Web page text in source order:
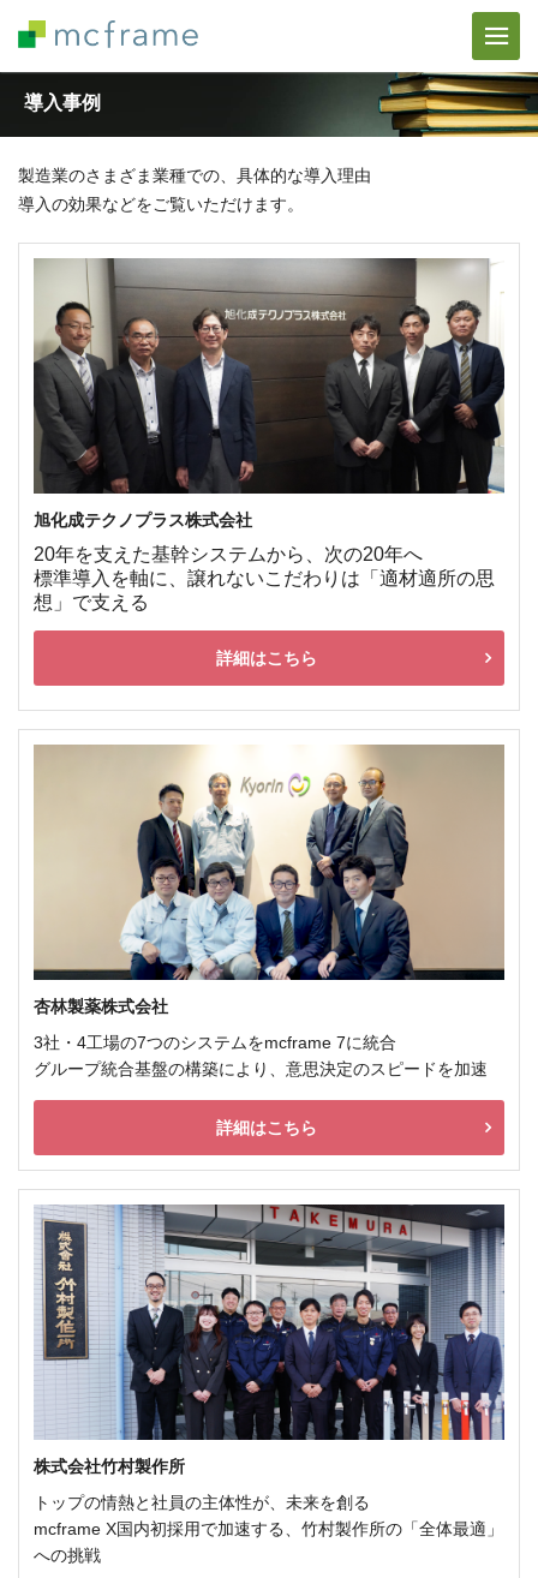
導入事例
製造業のさまざま業種での、具体的な導入理由
導入の効果などをご覧いただけます。
旭化成テクノプラス株式会社
20年を支えた基幹システムから、次の20年へ
標準導入を軸に、譲れないこだわりは「適材適所の思
想」で支える
詳細はこちら
杏林製薬株式会社
3社・4工場の7つのシステムをmcframe 7に統合
グループ統合基盤の構築により、意思決定のスピードを加速
詳細はこちら
株式会社竹村製作所
トップの情熱と社員の主体性が、未来を創る
mcframe X国内初採用で加速する、竹村製作所の「全体最適」
への挑戦